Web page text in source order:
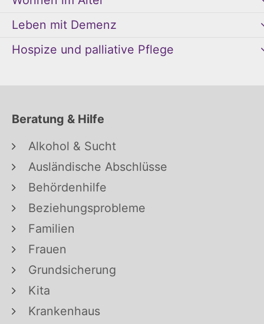
Leben mit Demenz
Hospize und palliative Pflege
Beratung & Hilfe
Alkohol & Sucht
Ausländische Abschlüsse
Behördenhilfe
Beziehungsprobleme
Familien
Frauen
Grundsicherung
Kita
Krankenhaus